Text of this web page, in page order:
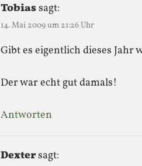
Tobiassagt:
14. Mai 2009 um 21:26 Uhr
Gibt es eigentlich dieses Jahr
Der war echt gut damals!
Antworten
Dextersagt: